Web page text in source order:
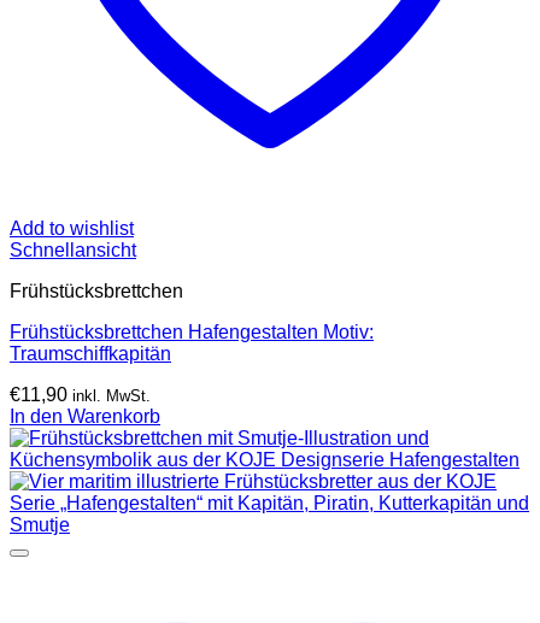
Add to wishlist
Schnellansicht
Frühstücksbrettchen
Frühstücksbrettchen Hafengestalten Motiv:
Traumschiffkapitän
€11,90 inkl. MwSt.
In den Warenkorb